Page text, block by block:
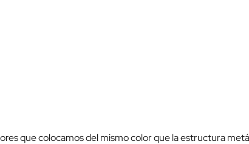
que colocamos del mismo color que la estructura